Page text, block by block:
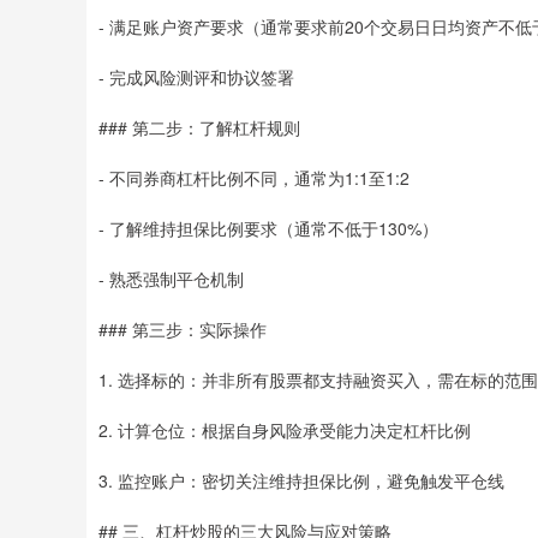
- 满足账户资产要求（通常要求前20个交易日日均资产不低
- 完成风险测评和协议签署
### 第二步：了解杠杆规则
- 不同券商杠杆比例不同，通常为1:1至1:2
- 了解维持担保比例要求（通常不低于130%）
- 熟悉强制平仓机制
### 第三步：实际操作
1. 选择标的：并非所有股票都支持融资买入，需在标的范
2. 计算仓位：根据自身风险承受能力决定杠杆比例
3. 监控账户：密切关注维持担保比例，避免触发平仓线
## 三、杠杆炒股的三大风险与应对策略